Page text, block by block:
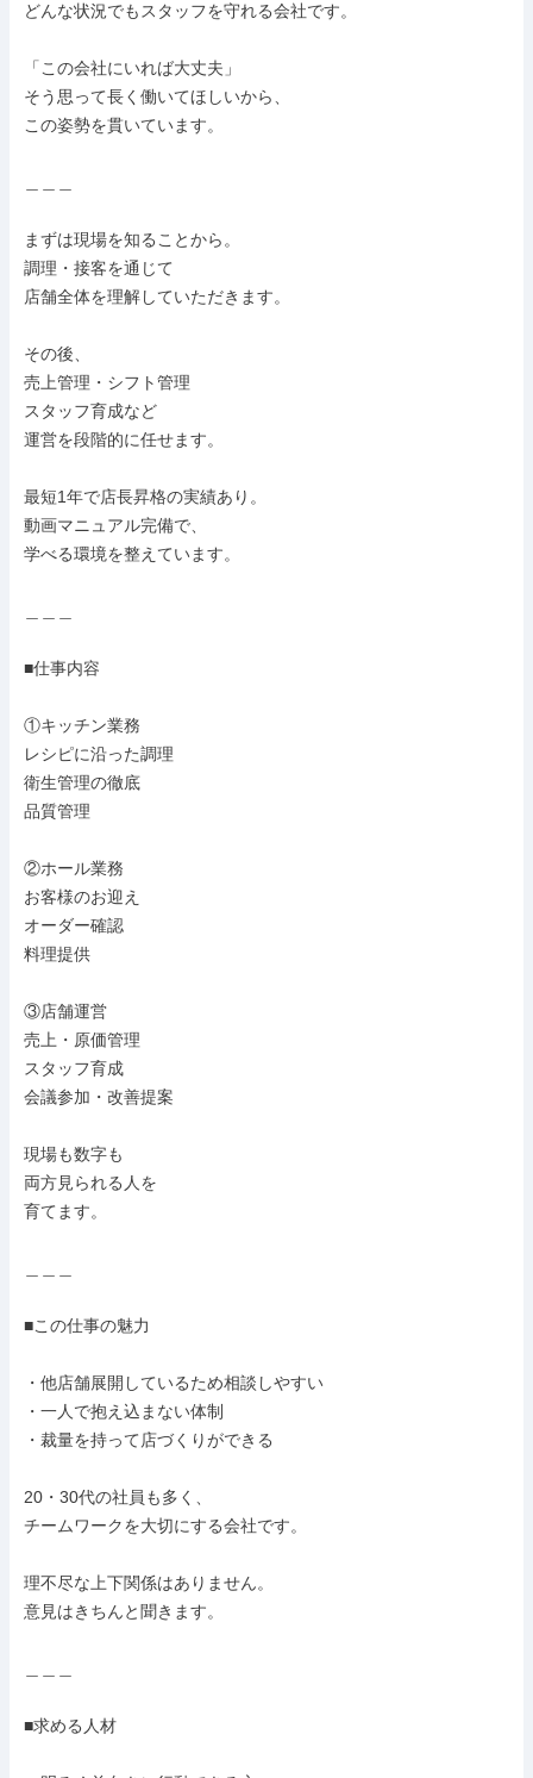
どんな状況でもスタッフを守れる会社です。
「この会社にいれば大丈夫」
そう思って長く働いてほしいから、
この姿勢を貫いています。
まずは現場を知ることから。
調理・接客を通じて
店舗全体を理解していただきます。
その後、
売上管理・シフト管理
スタッフ育成など
運営を段階的に任せます。
最短1年で店長昇格の実績あり。
動画マニュアル完備で、
学べる環境を整えています。
■仕事内容
①キッチン業務
レシピに沿った調理
衛生管理の徹底
品質管理
②ホール業務
お客様のお迎え
オーダー確認
料理提供
③店舗運営
売上・原価管理
スタッフ育成
会議参加・改善提案
現場も数字も
両方見られる人を
育てます。
■この仕事の魅力
・他店舗展開しているため相談しやすい
・一人で抱え込まない体制
・裁量を持って店づくりができる
20・30代の社員も多く、
チームワークを大切にする会社です。
理不尽な上下関係はありません。
意見はきちんと聞きます。
■求める人材